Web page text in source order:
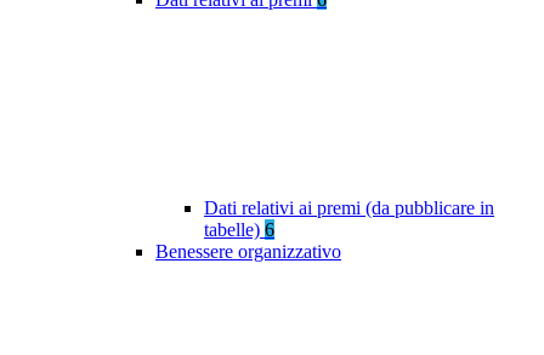
Dati relativi ai premi (da pubblicare in
tabelle) 6
Benessere organizzativo